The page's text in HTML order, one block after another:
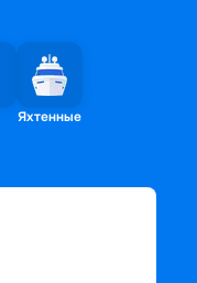
Яхтенные